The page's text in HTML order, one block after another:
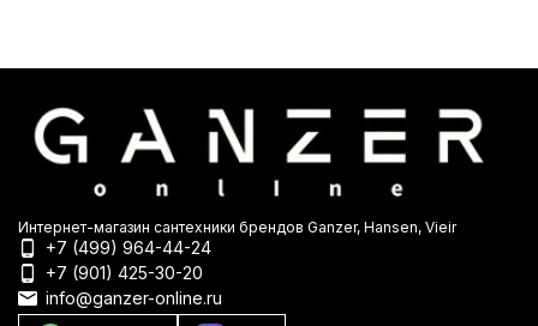
Интернет-магазин сантехники брендов Ganzer, Hansen, Vieir
+7 (499) 964-44-24
+7 (901) 425-30-20
info@ganzer-online.ru